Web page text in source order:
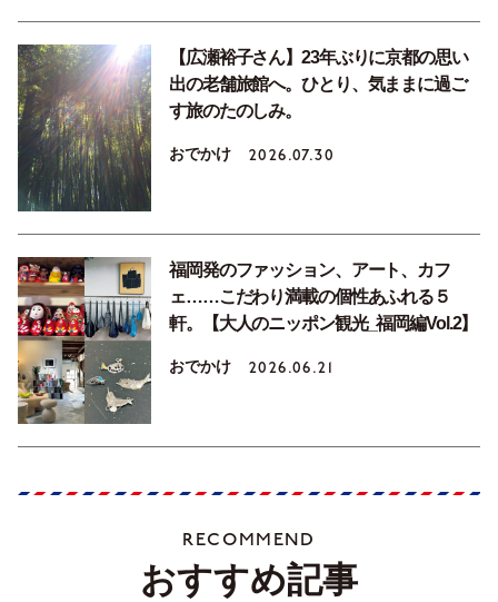
【広瀬裕子さん】23年ぶりに京都の思い
出の老舗旅館へ。ひとり、気ままに過ご
す旅のたのしみ。
おでかけ 2026.07.30
福岡発のファッション、アート、カフ
ェ……こだわり満載の個性あふれる５
軒。【大人のニッポン観光_福岡編Vol.2】
おでかけ 2026.06.21
RECOMMEND
おすすめ記事